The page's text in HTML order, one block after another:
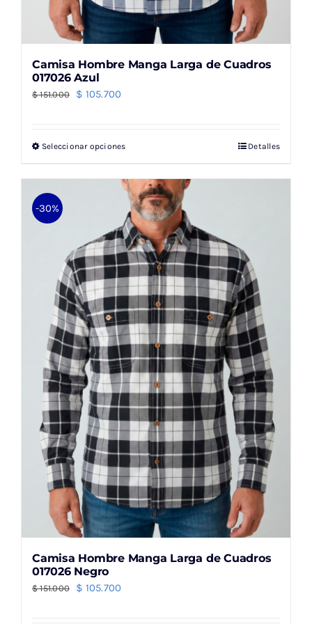
Camisa Hombre Manga Larga de Cuadros
017026 Azul
$151.000
El
era:
$ 105.700
es:
Seleccionar opcionesEste
tiene
múltiples
variantes.
Las
opciones
se
pueden
elegir
en
la
página
de
producto
Detalles
-30%
Camisa Hombre Manga Larga de Cuadros
017026 Negro
$151.000
El
$ 105.700